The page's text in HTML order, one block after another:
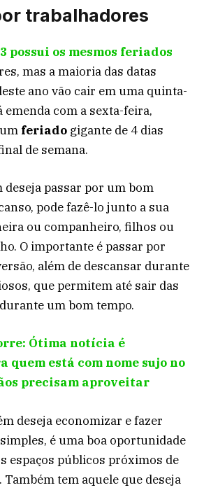
trabalhadores
possui os mesmos feriados
mas a maioria das datas
ano vão cair em uma quinta-
emenda com a sexta-feira,
feriado gigante de 4 dias
de semana.
deseja passar por um bom
pode fazê-lo junto a sua
ou companheiro, filhos ou
O importante é passar por
além de descansar durante
que permitem até sair das
um bom tempo.
Ótima notícia é
quem está com nome sujo no
precisam aproveitar
deseja economizar e fazer
é uma boa oportunidade
espaços públicos próximos de
tem aquele que deseja